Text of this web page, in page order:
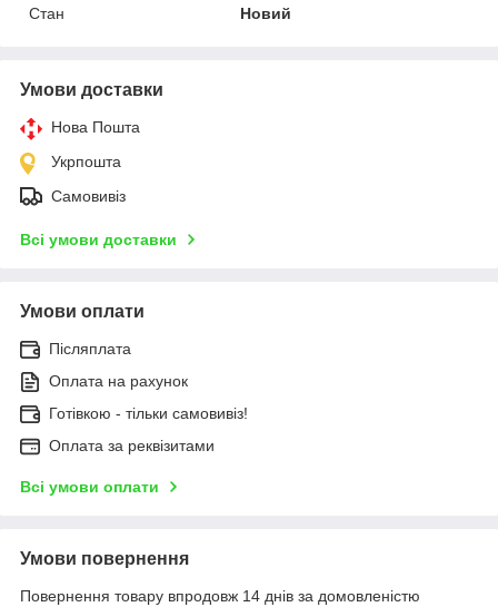
Стан
Новий
Умови доставки
Нова Пошта
Укрпошта
Самовивіз
Всі умови доставки
Умови оплати
Післяплата
Оплата на рахунок
Готівкою - тільки самовивіз!
Оплата за реквізитами
Всі умови оплати
Умови повернення
Повернення товару впродовж 14 днів за домовленістю